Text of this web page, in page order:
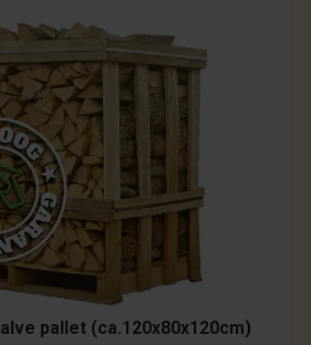
pallet (ca.120x80x120cm)